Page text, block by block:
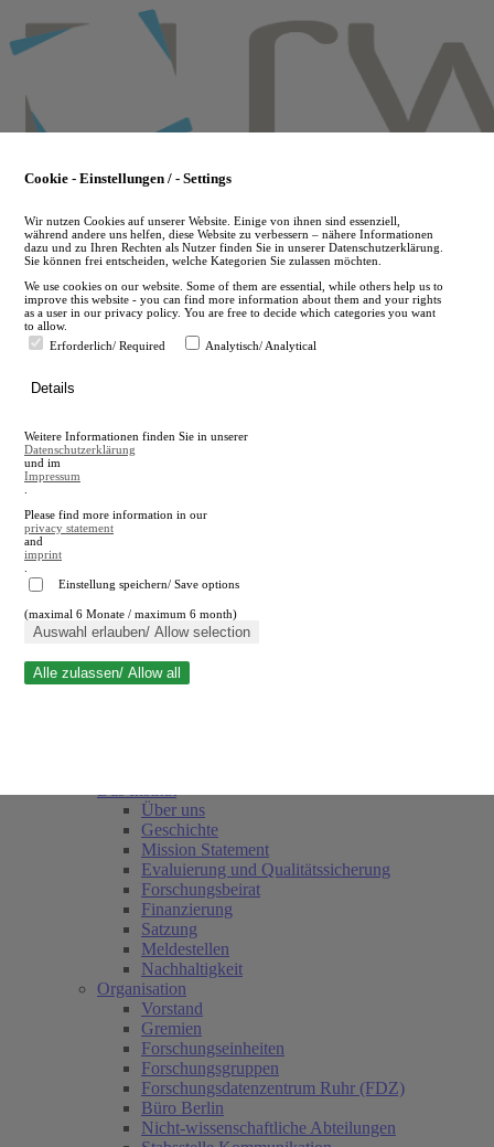
to
main
en
A
A
Suche schließen
Über uns
Geschichte
Mission Statement
Evaluierung und Qualitätssicherung
Forschungsbeirat
Finanzierung
Satzung
Meldestellen
Nachhaltigkeit
Organisation
Vorstand
Gremien
Forschungseinheiten
Forschungsgruppen
Forschungsdatenzentrum Ruhr (FDZ)
Büro Berlin
Nicht-wissenschaftliche Abteilungen
Cookie - Einstellungen / - Settings
Wir nutzen Cookies auf unserer Website. Einige von ihnen sind essenziell,
während andere uns helfen, diese Website zu verbessern – nähere Informationen
dazu und zu Ihren Rechten als Nutzer finden Sie in unserer Datenschutzerklärung.
Sie können frei entscheiden, welche Kategorien Sie zulassen möchten.
We use cookies on our website. Some of them are essential, while others help us to
improve this website - you can find more information about them and your rights
as a user in our privacy policy. You are free to decide which categories you want
to allow.
Erforderlich/ Required
Analytisch/ Analytical
Details
Weitere Informationen finden Sie in unserer
Datenschutzerklärung
und im
Impressum
Please find more information in our
privacy statement
and
imprint
Einstellung speichern/ Save options
(maximal 6 Monate / maximum 6 month)
Auswahl erlauben/ Allow selection
Alle zulassen/ Allow all